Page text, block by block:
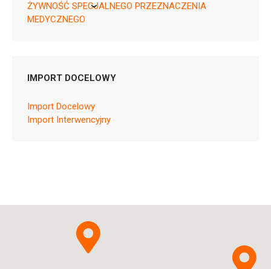
KikGel
ŻYWNOŚĆ SPECJALNEGO PRZEZNACZENIA
MEDYCZNEGO
IMPORT DOCELOWY
Import Docelowy
Import Interwencyjny